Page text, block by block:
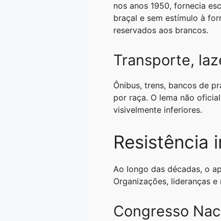
nos anos 1950, fornecia
braçal e sem estímulo à
reservados aos brancos.
Transporte,
Ônibus, trens, bancos de
por raça. O lema não
visivelmente inferiores.
Resistência
Ao longo das décadas, o
Organizações, lideranças
Congresso